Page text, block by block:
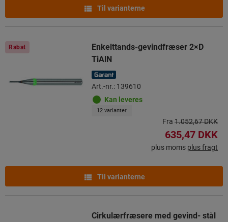
Til varianterne
Rabat
Enkelttands-gevindfræser 2×D
TiAlN
Art.-nr.: 139610
Kan leveres
12 varianter
Fra 1.052,67 DKK
635,47 DKK
plus moms plus fragt
Til varianterne
Cirkulærfræsere med gevind- stål